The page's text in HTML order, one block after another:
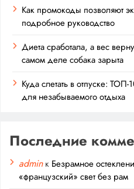
Как промокоды позволяют
подробное руководство
Диета сработала, а вес
самом деле собака зарыта
Куда слетать в отпуске:
для незабываемого отдыха
Последние
adminк Безрамное
«французский» свет без рам